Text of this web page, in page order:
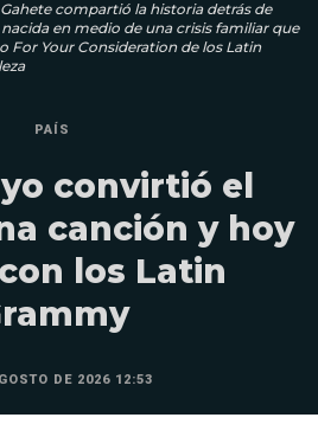
compartió la historia detrás de
nacida en medio de una crisis familiar que
For Your Consideration de los Latin
PAÍS
convirtió el
canción y hoy
los Latin
DE 2026 12:53